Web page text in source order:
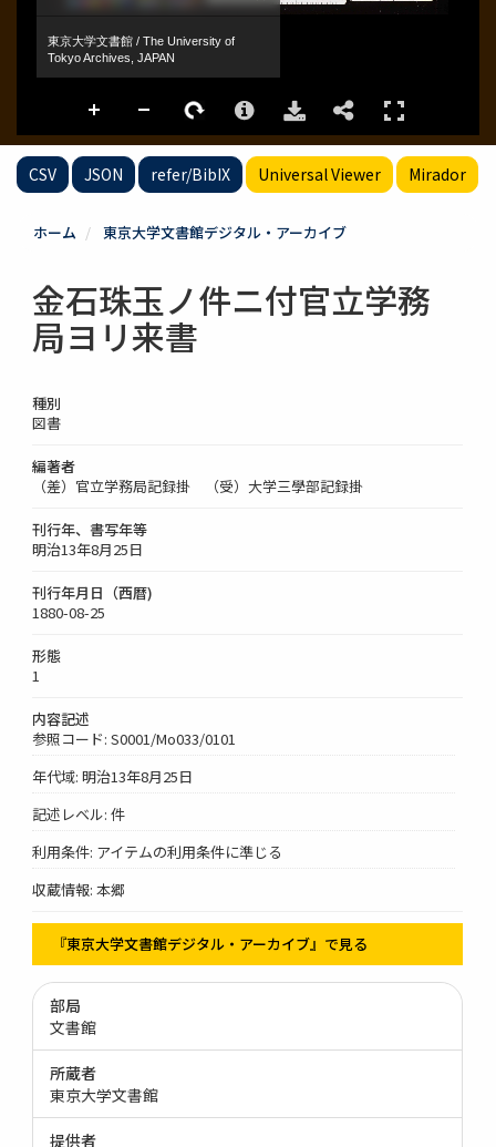
CSV JSON refer/BibIX Universal Viewer Mirador
ホーム 東京大学文書館デジタル・アーカイブ
金石珠玉ノ件ニ付官立学務
局ヨリ来書
種別
図書
編著者
（差）官立学務局記録掛 （受）大学三學部記録掛
刊行年、書写年等
明治13年8月25日
刊行年月日（西暦)
1880-08-25
形態
1
内容記述
参照コード: S0001/Mo033/0101
年代域: 明治13年8月25日
記述レベル: 件
利用条件: アイテムの利用条件に準じる
収蔵情報: 本郷
『東京大学文書館デジタル・アーカイブ』で見る
部局
文書館
所蔵者
東京大学文書館
提供者